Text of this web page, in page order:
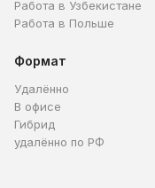
Работа в Узбекистане
Работа в Польше
Формат
Удалённо
В офисе
Гибрид
удалённо по РФ